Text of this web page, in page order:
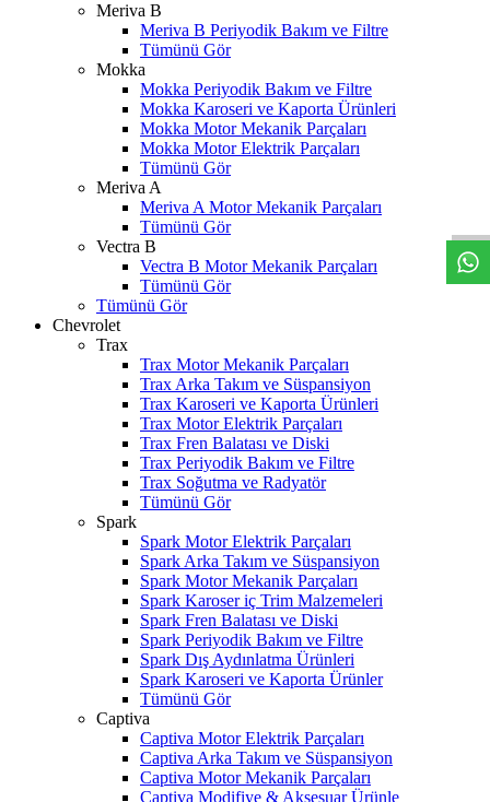
Meriva B
Meriva B Periyodik Bakım ve Filtre
Tümünü Gör
Mokka
Mokka Periyodik Bakım ve Filtre
Mokka Karoseri ve Kaporta Ürünleri
Mokka Motor Mekanik Parçaları
Mokka Motor Elektrik Parçaları
Tümünü Gör
Meriva A
Meriva A Motor Mekanik Parçaları
Tümünü Gör
Vectra B
Vectra B Motor Mekanik Parçaları
Tümünü Gör
Tümünü Gör
Chevrolet
Trax
Trax Motor Mekanik Parçaları
Trax Arka Takım ve Süspansiyon
Trax Karoseri ve Kaporta Ürünleri
Trax Motor Elektrik Parçaları
Trax Fren Balatası ve Diski
Trax Periyodik Bakım ve Filtre
Trax Soğutma ve Radyatör
Tümünü Gör
Spark
Spark Motor Elektrik Parçaları
Spark Arka Takım ve Süspansiyon
Spark Motor Mekanik Parçaları
Spark Karoser iç Trim Malzemeleri
Spark Fren Balatası ve Diski
Spark Periyodik Bakım ve Filtre
Spark Dış Aydınlatma Ürünleri
Spark Karoseri ve Kaporta Ürünler
Tümünü Gör
Captiva
Captiva Motor Elektrik Parçaları
Captiva Arka Takım ve Süspansiyon
Captiva Motor Mekanik Parçaları
Captiva Modifiye & Aksesuar Ürünle